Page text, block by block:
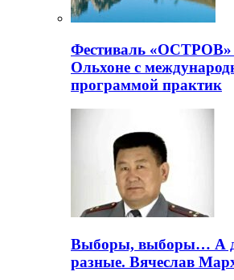
Фестиваль «ОСТРОВ»
Ольхоне с
программой практик
Выборы, выборы… А
разные. Вячеслав